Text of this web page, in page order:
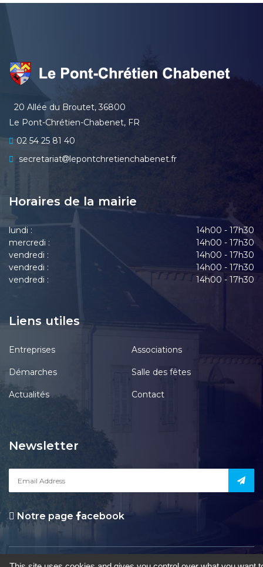
20 Allée du Broutet, 36800
Le Pont-Chrétien-Chabenet, FR
02 54 25 81 40
secretariat
lepontchretienchabenet.fr
Horaires de la mairie
lundi :
14h00 - 17h30
mercredi :
14h00 - 17h30
vendredi :
14h00 - 17h30
vendredi :
14h00 - 17h30
vendredi :
14h00 - 17h30
Liens utiles
Entreprises Associations
Démarches Salle des fêtes
Actualités Contact
Newsletter
Notre page acebook
le Pont-Chrétien-Chabenet|Mentions Légales|Accessibilité|Une